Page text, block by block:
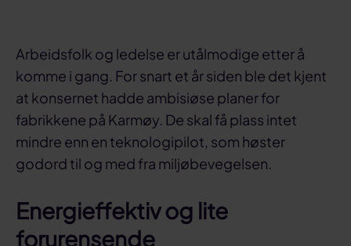
Arbeidsfolk og ledelse er utålmodige etter å
komme i gang. For snart et år siden ble det kjent
at konsernet hadde ambisiøse planer for
fabrikkene på Karmøy. De skal få plass intet
mindre enn en teknologipilot, som høster
godord til og med fra miljøbevegelsen.
Energieffektiv og lite
forurensende